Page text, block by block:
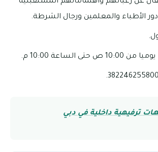
الأطباء والمعلمين ورجال الشرطة.
الساعة 10:00 م.
ترفيهية داخلية في دبي